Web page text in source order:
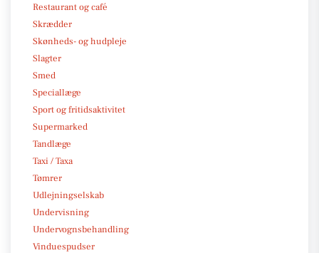
Restaurant og café
Skrædder
Skønheds- og hudpleje
Slagter
Smed
Speciallæge
Sport og fritidsaktivitet
Supermarked
Tandlæge
Taxi / Taxa
Tømrer
Udlejningselskab
Undervisning
Undervognsbehandling
Vinduespudser